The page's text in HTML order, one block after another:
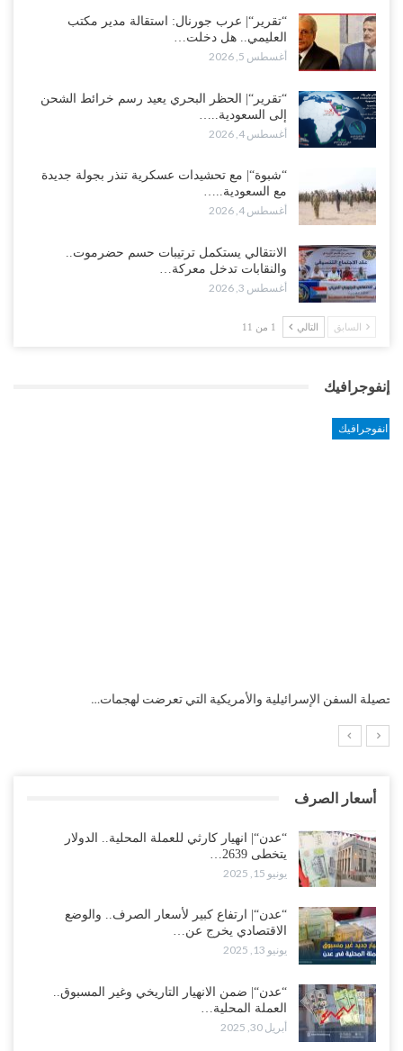
“تقرير“| عرب جورنال: استقالة مدير مكتب
العليمي.. هل دخلت…
أغسطس 5, 2026
“تقرير“| الحظر البحري يعيد رسم خرائط الشحن
إلى السعودية..…
أغسطس 4, 2026
“شبوة“| مع تحشيدات عسكرية تنذر بجولة جديدة
مع السعودية..…
أغسطس 4, 2026
الانتقالي يستكمل ترتيبات حسم حضرموت..
والنقابات تدخل معركة…
أغسطس 3, 2026
السابق التالي 1 من 11
إنفوجرافيك
انفوجرافيك
التضخم السنوي لمنطقة اليورو.. “إنفوجرافيك“..!
أسعار الصرف
“عدن“| انهيار كارثي للعملة المحلية.. الدولار
يتخطى 2639…
يونيو 15, 2025
“عدن“| ارتفاع كبير لأسعار الصرف.. والوضع
الاقتصادي يخرج عن…
يونيو 13, 2025
“عدن“| ضمن الانهيار التاريخي وغير المسبوق..
العملة المحلية…
أبريل 30, 2025